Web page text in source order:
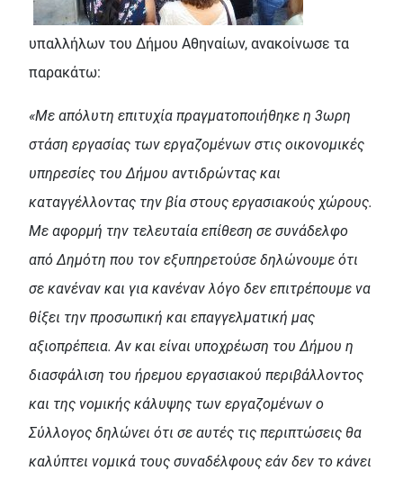
υπαλλήλων του Δήμου Αθηναίων, ανακοίνωσε τα
παρακάτω:
«Με απόλυτη επιτυχία πραγματοποιήθηκε η 3ωρη
στάση εργασίας των εργαζομένων στις οικονομικές
υπηρεσίες του Δήμου αντιδρώντας και
καταγγέλλοντας την βία στους εργασιακούς χώρους.
Με αφορμή την τελευταία επίθεση σε συνάδελφο
από Δημότη που τον εξυπηρετούσε δηλώνουμε ότι
σε κανέναν και για κανέναν λόγο δεν επιτρέπουμε να
θίξει την προσωπική και επαγγελματική μας
αξιοπρέπεια. Αν και είναι υποχρέωση του Δήμου η
διασφάλιση του ήρεμου εργασιακού περιβάλλοντος
και της νομικής κάλυψης των εργαζομένων ο
Σύλλογος δηλώνει ότι σε αυτές τις περιπτώσεις θα
καλύπτει νομικά τους συναδέλφους εάν δεν το κάνει